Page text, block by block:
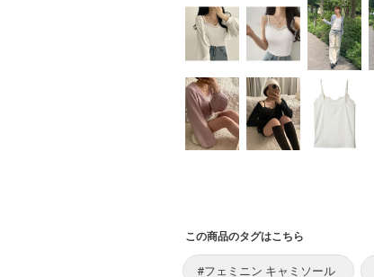
この商品のタグはこちら
#フェミニン キャミソール